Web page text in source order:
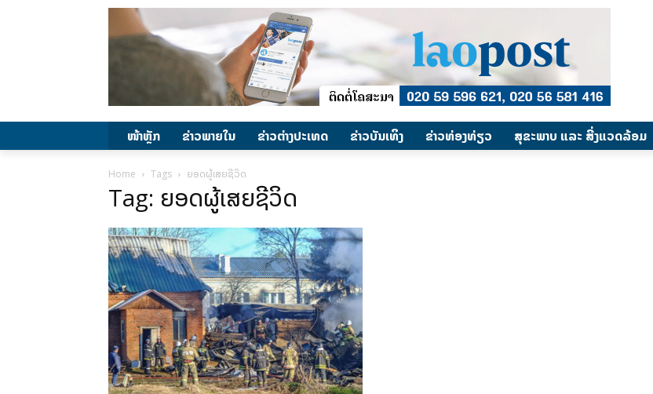
ໜ້າຫຼັກ ຂ່າວພາຍ​ໃນ ຂ່າວຕ່າງປະເທດ ​ຂ່າວບັນເທິງ ​ຂ່າວທ່ອງທ່ຽວ ສຸຂະພາບ ແລະ ສີ່ງແວດລ້ອມ
Home Tags ຍອດຜູ້ເສຍຊີວິດ
Tag: ຍອດຜູ້ເສຍຊີວິດ